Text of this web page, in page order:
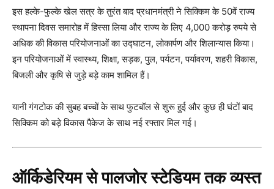
इस हल्के-फुल्के खेल सत्र के तुरंत बाद प्रधानमंत्री ने सिक्किम के 50वें राज्य
स्थापना दिवस समारोह में हिस्सा लिया और राज्य के लिए 4,000 करोड़ रुपये से
अधिक की विकास परियोजनाओं का उद्घाटन, लोकार्पण और शिलान्यास किया।
इन परियोजनाओं में स्वास्थ्य, शिक्षा, सड़क, पुल, पर्यटन, पर्यावरण, शहरी विकास,
बिजली और कृषि से जुड़े बड़े काम शामिल हैं।
यानी गंगटोक की सुबह बच्चों के साथ फुटबॉल से शुरू हुई और कुछ ही घंटों बाद
सिक्किम को बड़े विकास पैकेज के साथ नई रफ्तार मिल गई।
ऑर्किडेरियम से पालजोर स्टेडियम तक व्यस्त